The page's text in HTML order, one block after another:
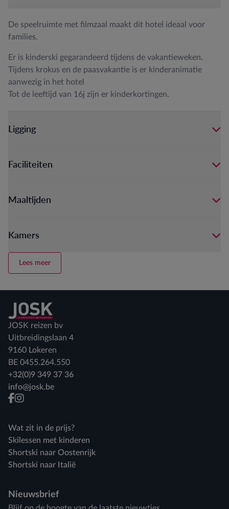
De speelruimte met filmzaal maakt dit hotel ideaal voor
families.
Er is kinderski gegarandeerd tijdens de vakantieweken.
Tijdens krokus en de paasvakantie is er kinderanimatie
aanwezig in het hotel
Tot de leeftijd van 16j zijn er kinderkortingen.
Ligging
Faciliteiten
Maaltijden
Kamers
Lees meer
Terug naar home
JOSK reizen bv
Uitbreidingslaan 4
9160 Lokeren
BE 0455.264.550
+32(0)9 349 37 36
info@josk.be
facebook
instagram
Wat zit in de prijs?
Skilessen met kinderen
Shortski naar Oostenrijk
Shortski naar Italië
Nieuwsbrief